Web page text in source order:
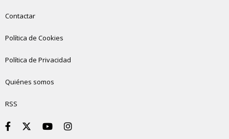
Contactar
Política de Cookies
Política de Privacidad
Quiénes somos
RSS